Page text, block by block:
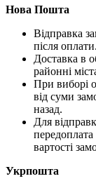
Нова Пошта
Відправка
після оплати.
Доставка в
районні
При виборі
від суми
назад.
Для
передоплата
вартості
Укрпошта